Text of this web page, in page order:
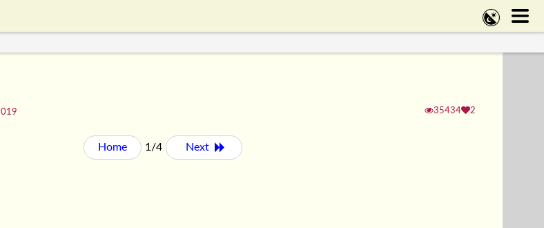
35434 2
Home 1/4 Next